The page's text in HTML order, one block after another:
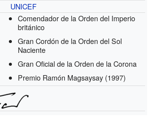
UNICEF
Comendador de la Orden del Imperio
británico
Gran Cordón de la Orden del Sol
Naciente
Gran Oficial de la Orden de la Corona
Premio Ramón Magsaysay (1997)